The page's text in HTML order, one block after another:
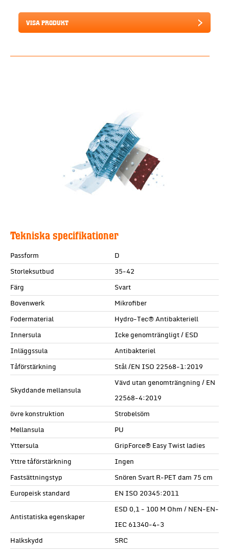
VISA PRODUKT
Tekniska specifikationer
Passform
D
Storleksutbud
35-42
Färg
Svart
Bovenwerk
Mikrofiber
Fodermaterial
Hydro-Tec® Antibakteriell
Innersula
Icke genomträngligt / ESD
Inläggssula
Antibakteriel
Tåförstärkning
Stål /EN ISO 22568-1:2019
Skyddande mellansula
Vävd utan genomträngning / EN
22568-4:2019
övre konstruktion
Strobelsöm
Mellansula
PU
Yttersula
GripForce® Easy Twist ladies
Yttre tåförstärkning
Ingen
Fastsättningstyp
Snören Svart R-PET dam 75 cm
Europeisk standard
EN ISO 20345:2011
Antistatiska egenskaper
ESD 0,1 - 100 M Ohm / NEN-EN-
IEC 61340-4-3
Halkskydd
SRC